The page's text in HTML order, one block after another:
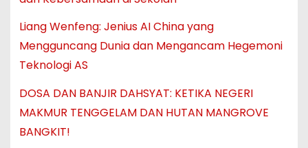
Liang Wenfeng: Jenius AI China yang
Mengguncang Dunia dan Mengancam Hegemoni
Teknologi AS
DOSA DAN BANJIR DAHSYAT: KETIKA NEGERI
MAKMUR TENGGELAM DAN HUTAN MANGROVE
BANGKIT!